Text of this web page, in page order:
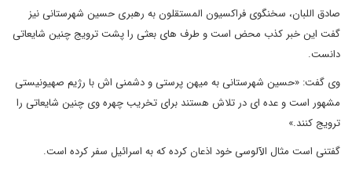
صادق اللبان، سخنگوی فراکسیون المستقلون به رهبری حسین شهرستانی نیز
گفت این خبر کذب محض است و طرف های بعثی را پشت ترویج چنین شایعاتی
دانست.
وی گفت: «حسین شهرستانی به میهن پرستی و دشمنی اش با رژیم صهیونیستی
مشهور است و عده ای در تلاش هستند برای تخریب چهره وی چنین شایعاتی را
ترویج کنند.»
گفتنی است مثال الآلوسی خود اذعان کرده که به اسرائیل سفر کرده است.